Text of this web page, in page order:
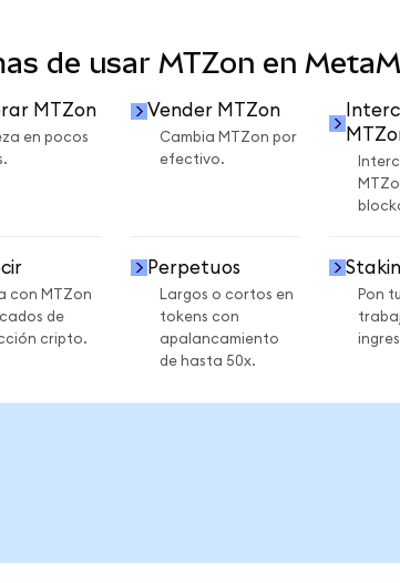
de usar MTZon en
MTZon
en pocos
Vender MTZon
Cambia MTZon por
efectivo.
con MTZon
de
cripto.
Perpetuos
Largos o cortos en
tokens con
apalancamiento
de hasta 50x.
Pon